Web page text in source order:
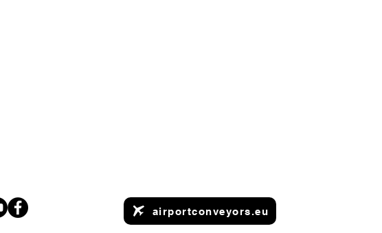
airportconveyors.eu